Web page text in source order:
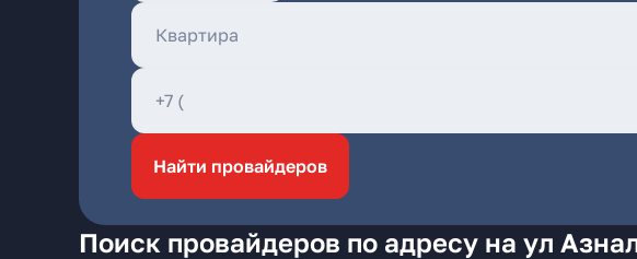
Найти провайдеров
Поиск провайдеров по адресу на ул